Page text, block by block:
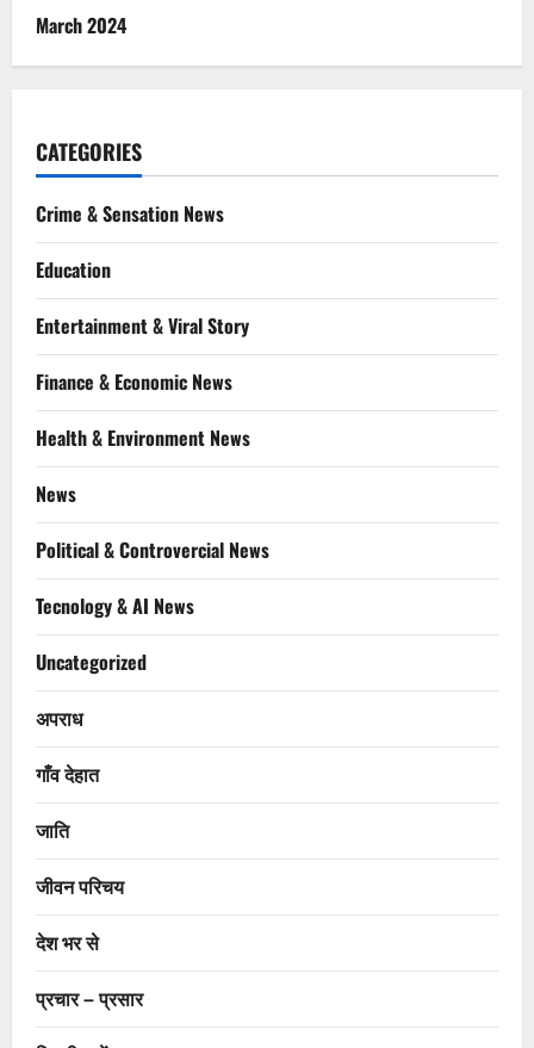
March 2024
CATEGORIES
Crime & Sensation News
Education
Entertainment & Viral Story
Finance & Economic News
Health & Environment News
News
Political & Controvercial News
Tecnology & AI News
Uncategorized
अपराध
गाँव देहात
जाति
जीवन परिचय
देश भर से
प्रचार – प्रसार